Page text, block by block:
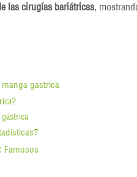
las cirugías bariátricas,
gastrica
Famosos